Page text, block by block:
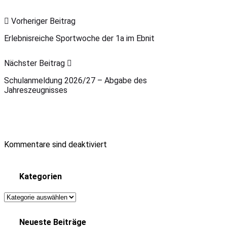
Vorheriger Beitrag
Erlebnisreiche Sportwoche der 1a im Ebnit
Nächster Beitrag
Schulanmeldung 2026/27 – Abgabe des
Jahreszeugnisses
Kommentare sind deaktiviert
Kategorien
Kategorien
Neueste Beiträge